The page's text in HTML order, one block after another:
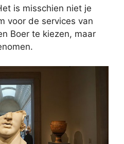
is misschien niet je
voor de services van
Boer te kiezen, maar